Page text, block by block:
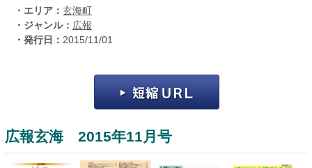
・エリア： 玄海町
・ジャンル： 広報
・発行日： 2015/11/01
広報玄海 2015年11月号
↓↓ ebooks専用本棚 ↓↓